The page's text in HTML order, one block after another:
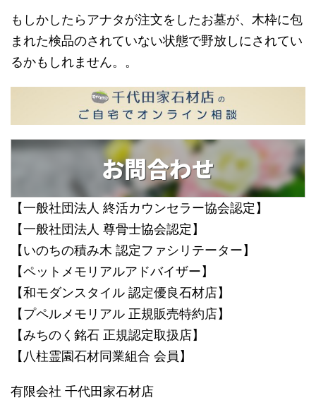
もしかしたらアナタが注文をしたお墓が、木枠に包
まれた検品のされていない状態で野放しにされてい
るかもしれません。。
お問合わせ
【一般社団法人 終活カウンセラー協会認定】
【一般社団法人 尊骨士協会認定】
【いのちの積み木 認定ファシリテーター】
【ペットメモリアルアドバイザー】
【和モダンスタイル 認定優良石材店】
【プペルメモリアル 正規販売特約店】
【みちのく銘石 正規認定取扱店】
【八柱霊園石材同業組合 会員】
有限会社 千代田家石材店